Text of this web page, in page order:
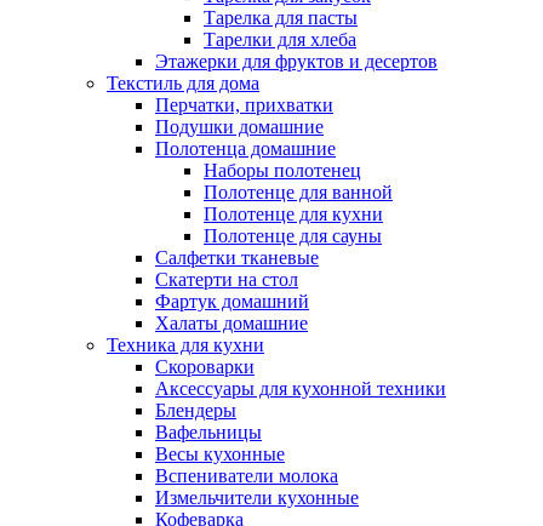
Тарелка для пасты
Тарелки для хлеба
Этажерки для фруктов и десертов
Текстиль для дома
Перчатки, прихватки
Подушки домашние
Полотенца домашние
Наборы полотенец
Полотенце для ванной
Полотенце для кухни
Полотенце для сауны
Салфетки тканевые
Скатерти на стол
Фартук домашний
Халаты домашние
Техника для кухни
Скороварки
Аксессуары для кухонной техники
Блендеры
Вафельницы
Весы кухонные
Вспениватели молока
Измельчители кухонные
Кофеварка